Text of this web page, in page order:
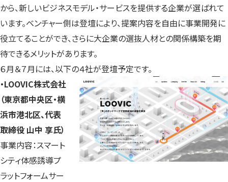
から、新しいビジネスモデル・サービスを提供する企業が選ばれて
います。ベンチャー側は登壇により、提案内容を自由に事業開発に
役立てることができ、さらに大企業の選抜人材との関係構築を期
待できるメリットがあります。
６月＆７月には、以下の４社が登壇予定です。
・LOOVIC株式会社
（東京都中央区・横
浜市港北区、代表
取締役 山中 享氏）
事業内容：スマート
シティ体感誘導プ
ラットフォームサー